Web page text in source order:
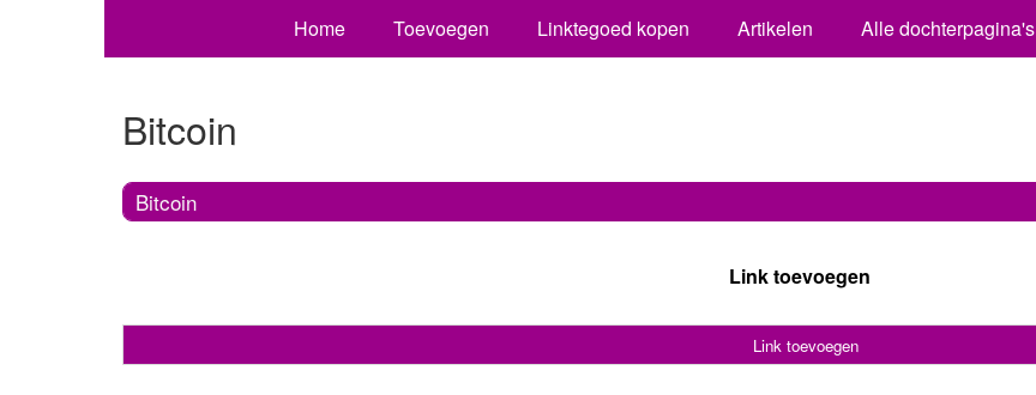
Home Toevoegen Linktegoed kopen Artikelen Alle dochterpagina's
Bitcoin
Bitcoin
Link toevoegen
Link toevoegen